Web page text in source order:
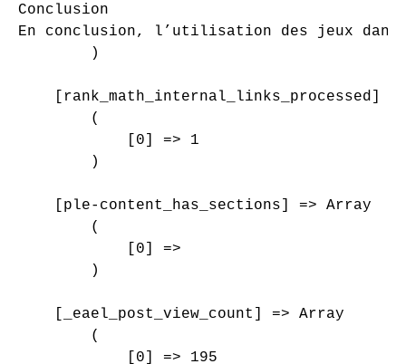
Conclusion
En conclusion, l’utilisation des jeux dans
        )
[rank_math_internal_links_processed]
        (
            [0] => 1
        )
    [ple-content_has_sections] => Array
        (
            [0] =>
        )
    [_eael_post_view_count] => Array
        (
            [0] => 195